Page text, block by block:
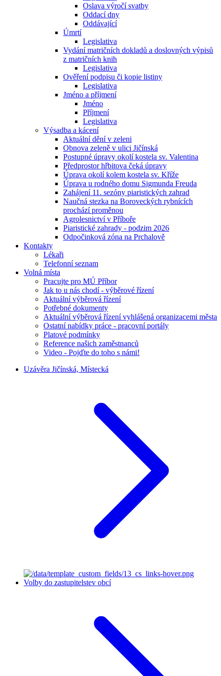
Oslava výročí svatby
Oddací dny
Oddávající
Úmrtí
Legislativa
Vydání matričních dokladů a doslovných výpisů
z matričních knih
Legislativa
Ověření podpisu či kopie listiny
Legislativa
Jméno a příjmení
Jméno
Příjmení
Legislativa
Výsadba a kácení
Aktuální dění v zeleni
Obnova zeleně v ulici Jičínská
Postupné úpravy okolí kostela sv. Valentina
Předprostor hřbitova čeká úpravy
Úprava okolí kolem kostela sv. Kříže
Úprava u rodného domu Sigmunda Freuda
Zahájení 11. sezóny piaristických zahrad
Naučná stezka na Boroveckých rybnících
prochází proměnou
Agrolesnictví v Příboře
Piaristické zahrady - podzim 2026
Odpočinková zóna na Prchalově
Kontakty
Lékaři
Telefonní seznam
Volná místa
Pracujte pro MÚ Příbor
Jak to u nás chodí - výběrové řízení
Aktuální výběrová řízení
Potřebné dokumenty
Aktuální výběrová řízení vyhlášená organizacemi města
Ostatní nabídky práce - pracovní portály
Platové podmínky
Reference našich zaměstnanců
Video - Pojďte do toho s námi!
Uzávěra Jičínská, Místecká
Volby do zastupitelstev obcí